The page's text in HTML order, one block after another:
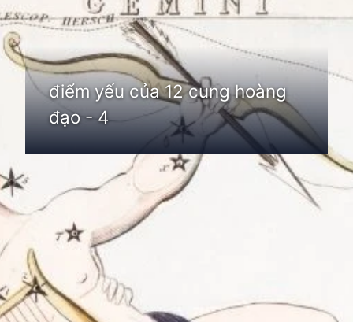
Đang mở https://thienvanhoc.edu.vn/diem-yeu-cua-12-cung-hoang-dao
điểm yếu của 12 cung hoàng
đạo - 4